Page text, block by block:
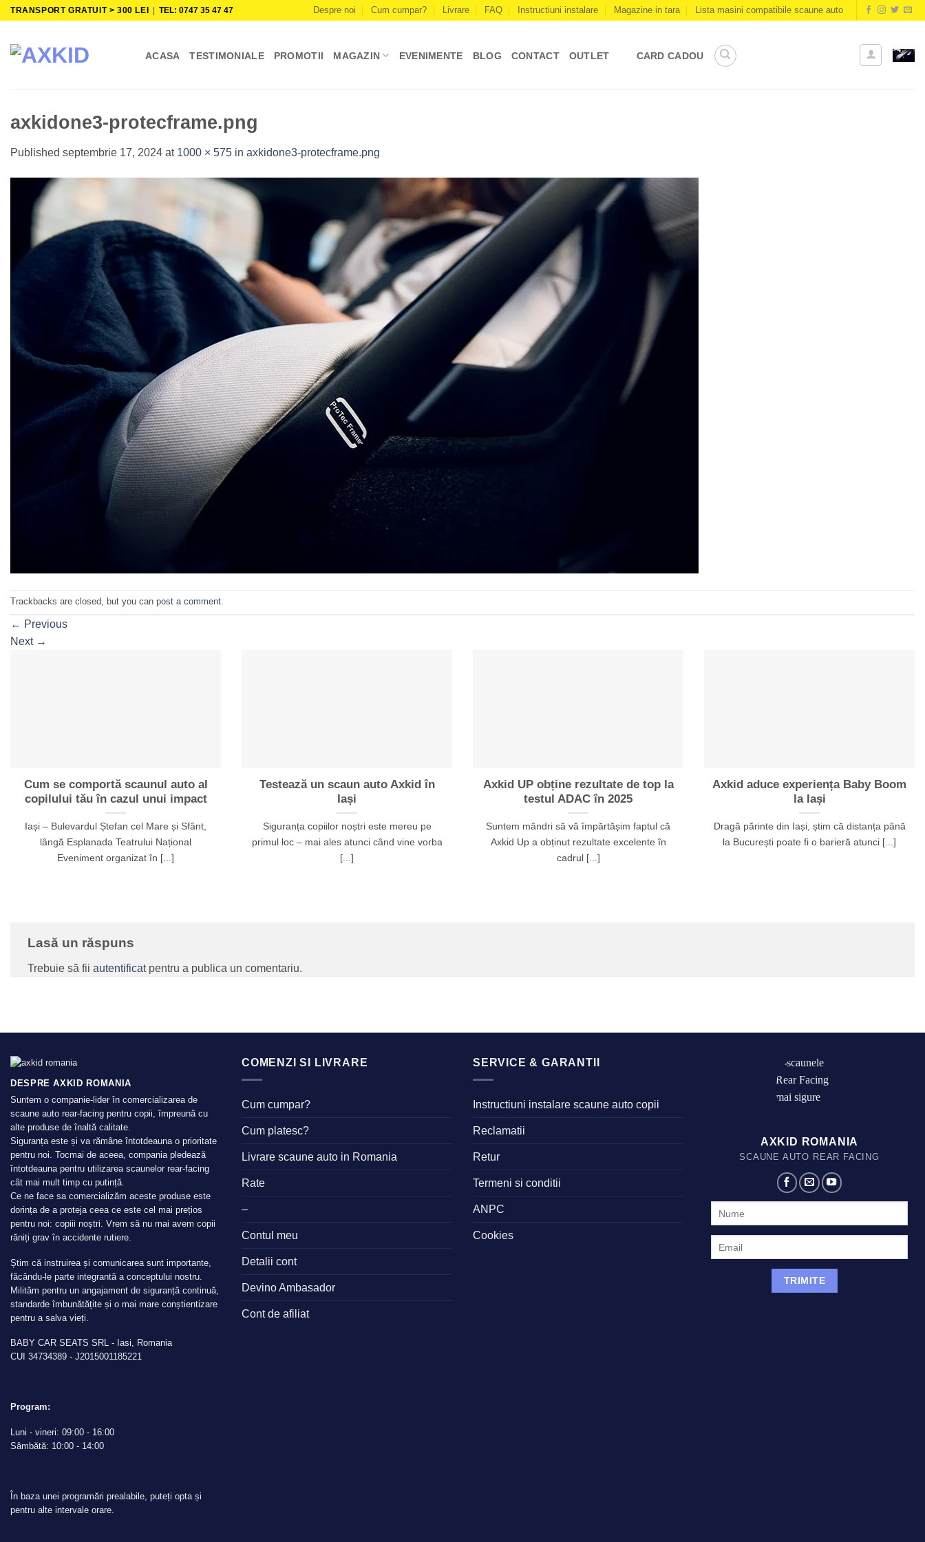
Skip
content
TRANSPORT GRATUIT > 300 LEI |TEL: 0747 35 47 47 Despre noi Cum cumpar? Livrare FAQ Instructiuni instalare Magazine in tara Lista masini compatibile scaune auto
ACASA TESTIMONIALE PROMOTII MAGAZIN EVENIMENTE BLOG CONTACT OUTLET CARD CADOU
axkidone3-protecframe.png
Published septembrie 17, 2024 at 1000 × 575 in axkidone3-protecframe.png
Trackbacks are closed, but you can post a comment
← Previous
Next →
Cum se comportă scaunul auto al
copilului tău în cazul unui impact
Iași – Bulevardul Ștefan cel Mare și Sfânt,
lângă Esplanada Teatrului Național
Eveniment organizat în [...]
Testează un scaun auto Axkid în
Iași
Siguranța copiilor noștri este mereu pe
primul loc – mai ales atunci când vine vorba
[...]
Axkid UP obține rezultate de top la
testul ADAC în 2025
Suntem mândri să vă împărtășim faptul că
Axkid Up a obținut rezultate excelente în
cadrul [...]
Axkid aduce experiența Baby Boom
la Iași
Dragă părinte din Iași, știm că distanța până
la București poate fi o barieră atunci [...]
Lasă un răspuns
Trebuie să fii autentificatpentru a publica un comentariu.
DESPRE AXKID ROMANIA
Suntem o companie-lider în comercializarea de
scaune auto rear-facing pentru copii, împreună cu
alte produse de înaltă calitate.
Siguranța este și va rămâne întotdeauna o prioritate
pentru noi. Tocmai de aceea, compania pledează
întotdeauna pentru utilizarea scaunelor rear-facing
cât mai mult timp cu putință.
Ce ne face sa comercializăm aceste produse este
dorința de a proteja ceea ce este cel mai prețios
pentru noi: copiii noștri. Vrem să nu mai avem copii
răniți grav în accidente rutiere.
Știm că instruirea și comunicarea sunt importante,
făcându-le parte integrantă a conceptului nostru.
Milităm pentru un angajament de siguranță continuă,
standarde îmbunătățite și o mai mare conștientizare
pentru a salva vieți.
BABY CAR SEATS SRL - Iasi, Romania
CUI 34734389 - J2015001185221
Program:
Luni - vineri: 09:00 - 16:00
Sâmbătă: 10:00 - 14:00
În baza unei programări prealabile, puteți opta și
pentru alte intervale orare.
COMENZI SI LIVRARE
Cum cumpar?
Cum platesc?
Livrare scaune auto in Romania
Rate
–
Contul meu
Detalii cont
Devino Ambasador
Cont de afiliat
SERVICE & GARANTII
Instructiuni instalare scaune auto copii
Reclamatii
Retur
Termeni si conditii
ANPC
Cookies
AXKID ROMANIA
SCAUNE AUTO REAR FACING